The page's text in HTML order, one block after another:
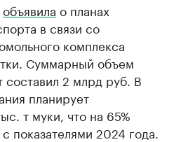
объявила о планах
в связи со
комплекса
Суммарный объем
составил 2 млрд руб. В
планирует
т муки, что на 65%
показателями 2024 года.